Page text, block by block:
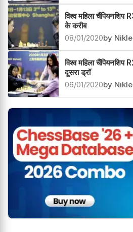
विश्व महिला चैंपियनशिप
के करीब
08/01/2020by
विश्व महिला चैंपियनशिप
दूसरा ड्रॉ
06/01/2020by